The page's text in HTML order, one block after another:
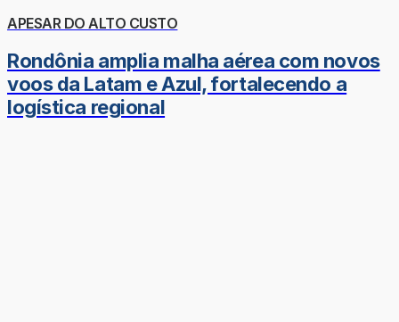
APESAR DO ALTO CUSTO
Rondônia amplia malha aérea com novos
voos da Latam e Azul, fortalecendo a
logística regional